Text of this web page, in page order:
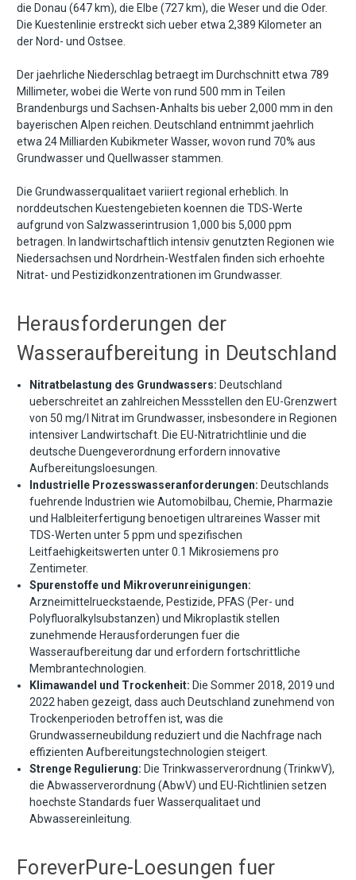
die Donau (647 km), die Elbe (727 km), die Weser und die Oder.
Die Kuestenlinie erstreckt sich ueber etwa 2,389 Kilometer an
der Nord- und Ostsee.
Der jaehrliche Niederschlag betraegt im Durchschnitt etwa 789
Millimeter, wobei die Werte von rund 500 mm in Teilen
Brandenburgs und Sachsen-Anhalts bis ueber 2,000 mm in den
bayerischen Alpen reichen. Deutschland entnimmt jaehrlich
etwa 24 Milliarden Kubikmeter Wasser, wovon rund 70% aus
Grundwasser und Quellwasser stammen.
Die Grundwasserqualitaet variiert regional erheblich. In
norddeutschen Kuestengebieten koennen die TDS-Werte
aufgrund von Salzwasserintrusion 1,000 bis 5,000 ppm
betragen. In landwirtschaftlich intensiv genutzten Regionen wie
Niedersachsen und Nordrhein-Westfalen finden sich erhoehte
Nitrat- und Pestizidkonzentrationen im Grundwasser.
Herausforderungen der
Wasseraufbereitung in Deutschland
Nitratbelastung des Grundwassers: Deutschland
ueberschreitet an zahlreichen Messstellen den EU-Grenzwert
von 50 mg/l Nitrat im Grundwasser, insbesondere in Regionen
intensiver Landwirtschaft. Die EU-Nitratrichtlinie und die
deutsche Duengeverordnung erfordern innovative
Aufbereitungsloesungen.
Industrielle Prozesswasseranforderungen: Deutschlands
fuehrende Industrien wie Automobilbau, Chemie, Pharmazie
und Halbleiterfertigung benoetigen ultrareines Wasser mit
TDS-Werten unter 5 ppm und spezifischen
Leitfaehigkeitswerten unter 0.1 Mikrosiemens pro
Zentimeter.
Spurenstoffe und Mikroverunreinigungen:
Arzneimittelrueckstaende, Pestizide, PFAS (Per- und
Polyfluoralkylsubstanzen) und Mikroplastik stellen
zunehmende Herausforderungen fuer die
Wasseraufbereitung dar und erfordern fortschrittliche
Membrantechnologien.
Klimawandel und Trockenheit: Die Sommer 2018, 2019 und
2022 haben gezeigt, dass auch Deutschland zunehmend von
Trockenperioden betroffen ist, was die
Grundwasserneubildung reduziert und die Nachfrage nach
effizienten Aufbereitungstechnologien steigert.
Strenge Regulierung: Die Trinkwasserverordnung (TrinkwV),
die Abwasserverordnung (AbwV) und EU-Richtlinien setzen
hoechste Standards fuer Wasserqualitaet und
Abwassereinleitung.
ForeverPure-Loesungen fuer